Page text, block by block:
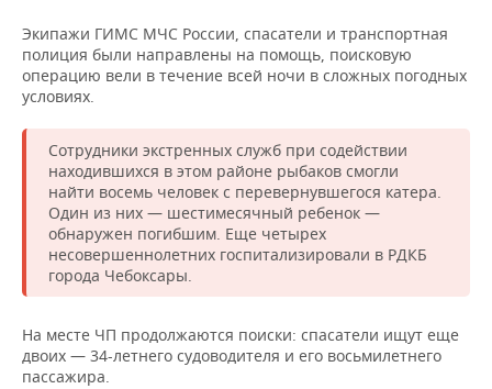
ФИГУРНОЕ КАТАНИЕ
ВОДНЫЕ ВИДЫ СПОРТА
ХОККЕЙ С МЯЧОМ
МЕДИЦИНА
ОБРАЗОВАНИЕ
ПРОИСШЕСТВИЯ
Экипажи ГИМС МЧС России, спасатели и транспортная
полиция были направлены на помощь, поисковую
операцию вели в течение всей ночи в сложных погодных
условиях.
Сотрудники экстренных служб при содействии
находившихся в этом районе рыбаков смогли
найти восемь человек с перевернувшегося катера.
Один из них — шестимесячный ребенок —
обнаружен погибшим. Еще четырех
несовершеннолетних госпитализировали в РДКБ
города Чебоксары.
На месте ЧП продолжаются поиски: спасатели ищут еще
двоих — 34-летнего судоводителя и его восьмилетнего
пассажира.